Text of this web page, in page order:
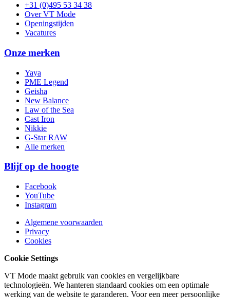
+31 (0)495 53 34 38
Over VT Mode
Openingstijden
Vacatures
Onze merken
Yaya
PME Legend
Geisha
New Balance
Law of the Sea
Cast Iron
Nikkie
G-Star RAW
Alle merken
Blijf op de hoogte
Facebook
YouTube
Instagram
Algemene voorwaarden
Privacy
Cookies
Cookie Settings
VT Mode maakt gebruik van cookies en vergelijkbare
technologieën. We hanteren standaard cookies om een optimale
werking van de website te garanderen. Voor een meer persoonlijke